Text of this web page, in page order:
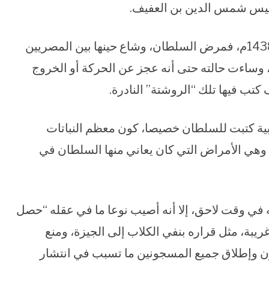
شمس الدين بن العفيف.
وفي آخر دولة برسباي، وقع طاعون شهير سنة 1438م، فمرض السلطان، وشاع حينها بين المصريين
وساءت حالته حتى أنه عجز عن الحركة أو الخروج
فيها تلك “الروشتة” النادرة.
كتبت للسلطان خصيصا، كون معظم النباتات
وهي الأمراض التي كان يعاني منها السلطان في
في وقت لاحق، إلا أنه أصيب نوعا ما في عقله “حصل
مثل قراره بنفي الكلاب إلى الجيزة، ومنع
وإطلاق جميع المسجونين ما تسبب في انتشار